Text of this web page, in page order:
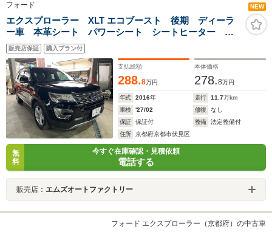
フォード NEW
エクスプローラー XLT エコブースト 後期 ディーラ
ー車 本革シート パワーシート シートヒーター デ
ィスプレイオーディオ フルセグ地デジ BluetoothSDナ
ビ ETC フロント/サイド/バックカメラ LEDヘッドラ
イト
販売店保証 購入プラン付
支払総額
288.8万円
本体価格
278.8万円
年式 2016年 走行 11.7万km
車検
'27/02 修復
なし
保証
保証付 整備
法定整備付
住所
京都府京都市伏見区
無
料
今すぐ在庫確認・見積依頼
電話する
販売店： エムズオートファクトリー
フォード エクスプローラー（京都府）の中古車